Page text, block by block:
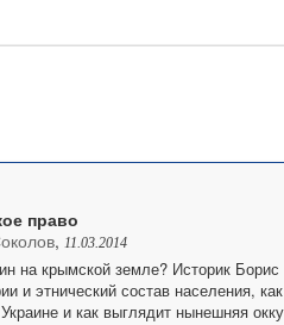
право
, 11.03.2014
на крымской земле? Историк
и этнический состав населения,
и как выглядит нынешняя